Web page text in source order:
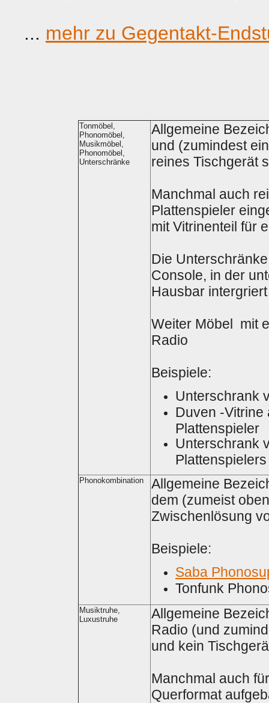
... mehr zu Gegentakt-
Tonmöbel,
Phonomöbel,
Musikmöbel,
Phonomöbel,
Unterschränke
Allgemeine
und (zumindest
reines Tischgerät
Manchmal auch
Plattenspieler
mit Vitrinenteil für
Die
Console, in der
Hausbar
Weiter Möbel mit
Radio
Beispiele:
Unterschrank
Duven -Vitrine
Plattenspieler
Unterschrank
Plattenspielers
Phonokombination
Allgemeine
dem (zumeist
Zwischenlösung
Beispiele:
Saba
Tonfunk
Musiktruhe,
Luxustruhe
Allgemeine
Radio (und
und kein
Manchmal auch
Querformat